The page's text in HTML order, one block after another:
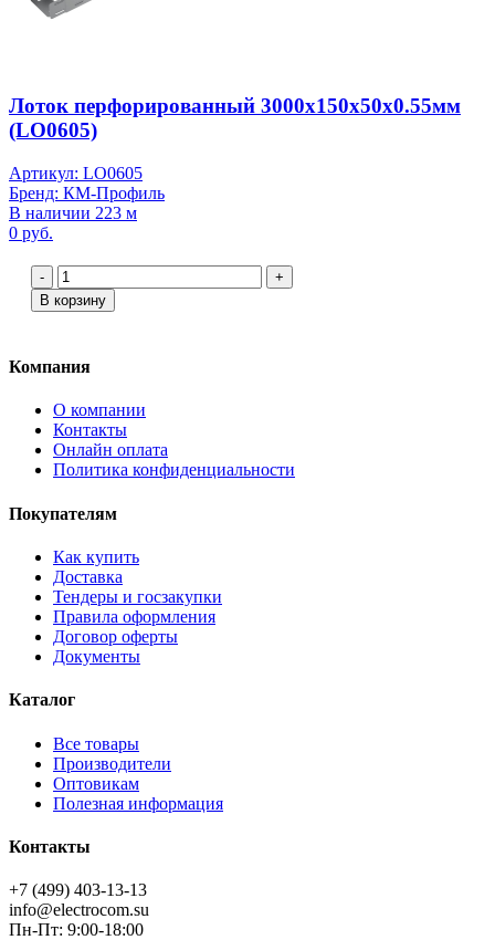
Лоток перфорированный 3000х150х50х0.55мм
(LO0605)
Артикул: LO0605
Бренд: КМ-Профиль
В наличии 223 м
0 руб.
-
+
В корзину
Компания
О компании
Контакты
Онлайн оплата
Политика конфиденциальности
Покупателям
Как купить
Доставка
Тендеры и госзакупки
Правила оформления
Договор оферты
Документы
Каталог
Все товары
Производители
Оптовикам
Полезная информация
Контакты
+7 (499) 403-13-13
info@electrocom.su
Пн-Пт: 9:00-18:00